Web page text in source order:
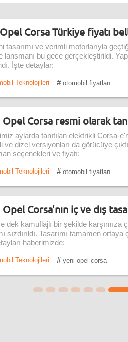
Corsa Türkiye fiyatı
tasarımı ve verimli motorlarıyla
lansmanı bu gece gerçekleştirildi.
İşte detaylar:
Teknolojileri # otomobil fiyatları
Opel Corsa resmi olarak
aylarda tanıtılan elektrikli Corsa-
ve dizel versiyonları da görücüye
seçenekleri ve fiyatı:
Teknolojileri # otomobil fiyatları
Corsa'nın iç ve dış
dek kamuflajlı bir şekilde karşımıza
sızdırıldı. Tasarımı tamamen
haberimizde:
Teknolojileri # yeni opel corsa